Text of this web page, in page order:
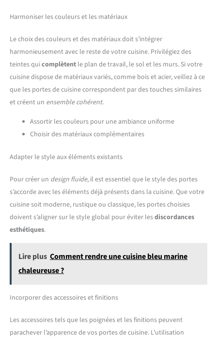
Harmoniser les couleurs et les matériaux
Le choix des couleurs et des matériaux doit s’intégrer
harmonieusement avec le reste de votre cuisine. Privilégiez des
teintes quicomplètent le plan de travail, le sol et les murs. Si votre
cuisine dispose de matériaux variés, comme bois et acier, veillez à ce
que les portes de cuisine correspondent par des touches similaires
et créent un ensemble cohérent.
Assortir les couleurs pour une ambiance uniforme
Choisir des matériaux complémentaires
Adapter le style aux éléments existants
Pour créer un design fluide, il est essentiel que le style des portes
s’accorde avec les éléments déjà présents dans la cuisine. Que votre
cuisine soit moderne, rustique ou classique, les portes choisies
doivent s’aligner sur le style global pour éviter lesdiscordances
esthétiques.
Lire plus Comment rendre une cuisine bleu marine
chaleureuse ?
Incorporer des accessoires et finitions
Les accessoires tels que les poignées et les finitions peuvent
parachever l’apparence de vos portes de cuisine. L’utilisation